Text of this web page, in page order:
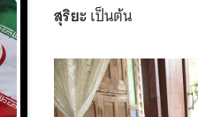
สุริยะเป็นต้น